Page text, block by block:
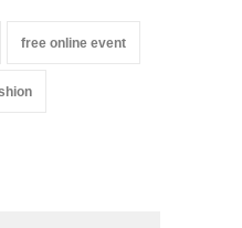
free online event